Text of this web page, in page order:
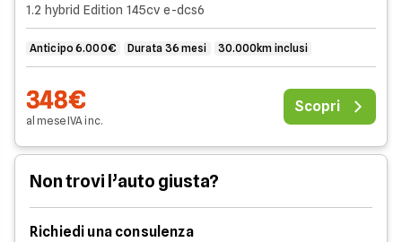
1.2 hybrid Edition 145cv e-dcs6
Anticipo 6.000€ Durata 36 mesi 30.000km inclusi
348€
al meseIVAinc.
Scopri
Non trovi l’auto giusta?
Richiedi una consulenza